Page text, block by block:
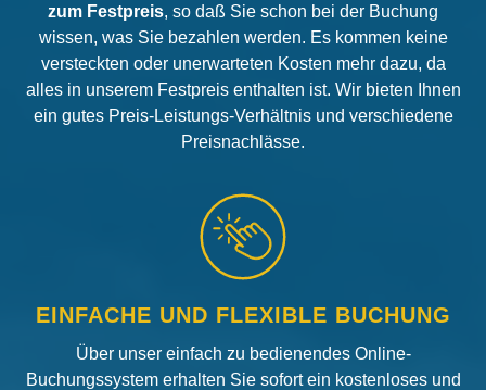
zum Festpreis, so daß Sie schon bei der Buchung
wissen, was Sie bezahlen werden. Es kommen keine
versteckten oder unerwarteten Kosten mehr dazu, da
alles in unserem Festpreis enthalten ist. Wir bieten Ihnen
ein gutes Preis-Leistungs-Verhältnis und verschiedene
Preisnachlässe.
EINFACHE UND FLEXIBLE BUCHUNG
Über unser einfach zu bedienendes Online-
Buchungssystem erhalten Sie sofort ein kostenloses und